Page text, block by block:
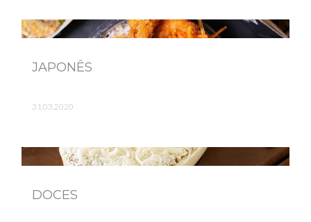
JAPONÊS
31.03.2020
DOCES